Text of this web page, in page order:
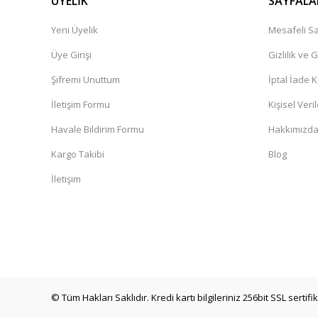
Yeni Üyelik
Üye Girişi
Şifremi Unuttum
İletişim Formu
Havale Bildirim Formu
Kargo Takibi
İletişim
Mesafeli
Gizlilik ve
İptal İade
Kişisel
Hakkımızda
Blog
© Tüm Hakları Saklıdır. Kredi kartı bilgileriniz 256bit SSL